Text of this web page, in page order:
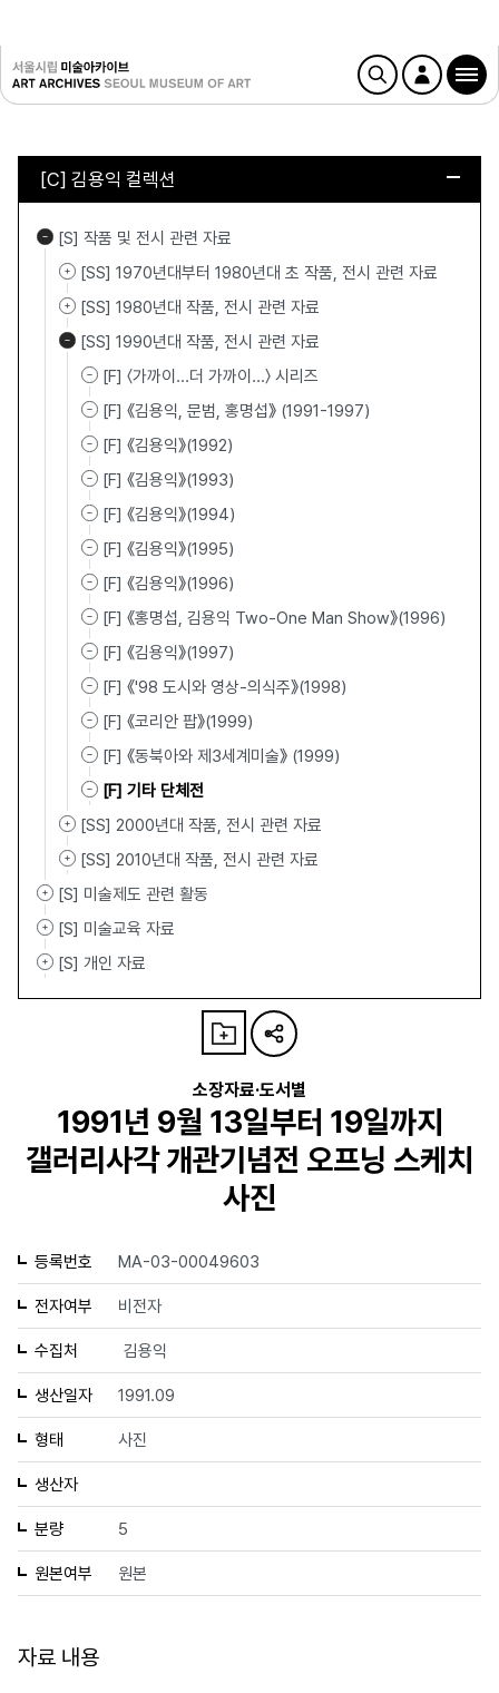
[C] 김용익 컬렉션
[S] 작품 및 전시 관련 자료
[SS] 1970년대부터 1980년대 초 작품, 전시 관련 자료
[SS] 1980년대 작품, 전시 관련 자료
[SS] 1990년대 작품, 전시 관련 자료
[F] 〈가까이…더 가까이…〉 시리즈
[F] 《김용익, 문범, 홍명섭》 (1991-1997)
[F] 《김용익》(1992)
[F] 《김용익》(1993)
[F] 《김용익》(1994)
[F] 《김용익》(1995)
[F] 《김용익》(1996)
[F] 《홍명섭, 김용익 Two-One Man Show》(1996)
[F] 《김용익》(1997)
[F] 《'98 도시와 영상-의식주》(1998)
[F] 《코리안 팝》(1999)
[F] 《동북아와 제3세계미술》 (1999)
[F] 기타 단체전
[SS] 2000년대 작품, 전시 관련 자료
[SS] 2010년대 작품, 전시 관련 자료
[S] 미술제도 관련 활동
[S] 미술교육 자료
[S] 개인 자료
소장자료·도서별
1991년 9월 13일부터 19일까지
갤러리사각 개관기념전 오프닝 스케치
사진
등록번호 MA-03-00049603
전자여부 비전자
수집처 김용익
생산일자 1991.09
형태 사진
생산자
분량 5
원본여부 원본
자료 내용